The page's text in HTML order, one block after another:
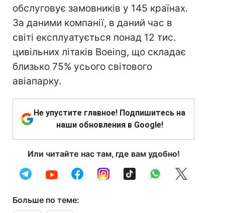
обслуговує замовників у 145 країнах.
За даними компанії, в даний час в
світі експлуатується понад 12 тис.
цивільних літаків Boeing, що складає
близько 75% усього світового
авіапарку.
Не упустите главное! Подпишитесь на
наши обновления в Google!
Или читайте нас там, где вам удобно!
Больше по теме: